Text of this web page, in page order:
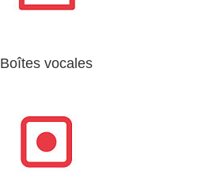
Boîtes vocales